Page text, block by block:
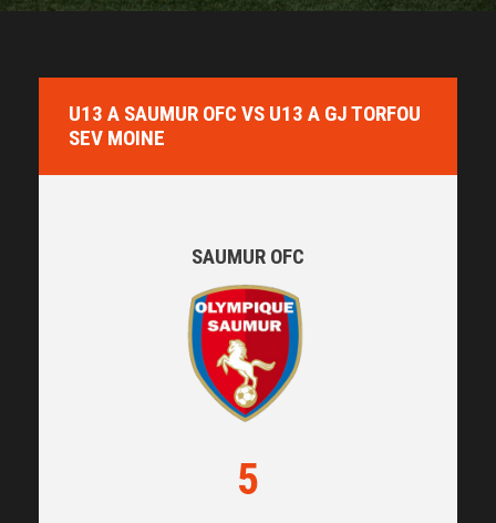
U13 A SAUMUR OFC VS U13 A GJ TORFOU
SEV MOINE
SAUMUR OFC
5